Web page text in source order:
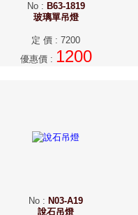
No: B63-1819
玻璃單吊燈
定 價 : 7200
優惠價: 1200
No : N03-A19
說石吊燈